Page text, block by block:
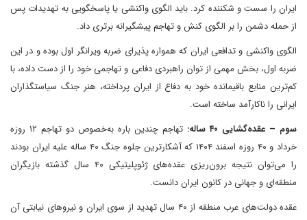
ایران را سست و شکننده کرد. باید الگوی واکنشی یا پاسخگویی به تهدیدات پس
از حمله دشمن را بر الگوی کنش و تهاجم پیشگیرانه برتری داد.
الگوی واکنشی و تدافعی ایران که همواره پذیرای ضربه ویرانگر اول بوده و در این
ضربه اول، بخش مهمی از توان راهبردی دفاعی و تهاجمی خود را از دست داده، با
کم‌ترین منابع باقیمانده خود به دفاع از ایران پرداخته، هنر جنگ سیاستگذاران
ایرانی را ناکارآمد ساخته است.
سوم – عقده‌گشایی ۴۰ ساله:
تهاجم چندین باره به‌خصوص دو تهاجم ۱۲ روزه
خرداد و ۴۰ روزه اسفند ۱۴۰۴ که آشکارترین جلوه جنگ ۴۰ ساله علیه ایران بودند
را می‌توان نتیجه برون‌ریزی عقده‌های ژئوپلیتیکی ۴۰ سال گذشته بازیگران
منطقه‌ای و جهانی در کانون ایران دانست.
عقده دولت‌های عرب منطقه از ۴۰ سال تهدید از سوی ایران و نیروهای نیابتی آن